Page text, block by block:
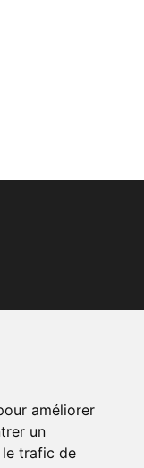
améliorer
un
le trafic de